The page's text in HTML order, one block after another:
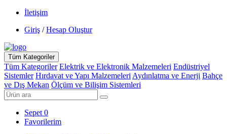
İletişim
Giriş / Hesap Oluştur
Tüm Kategoriler
Tüm Kategoriler Elektrik ve Elektronik Malzemeleri Endüstriyel
Sistemler Hırdavat ve Yapı Malzemeleri Aydınlatma ve Enerji Bahçe
ve Dış Mekan Ölçüm ve Bilişim Sistemleri
Sepet 0
Favorilerim